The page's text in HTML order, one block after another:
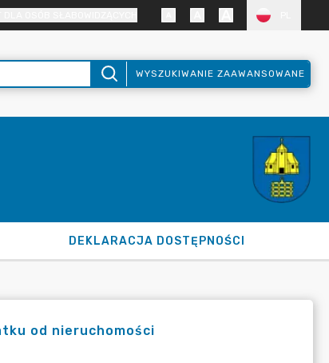
WYSZUKIWANIE ZAAWANSOWANE
DEKLARACJA DOSTĘPNOŚCI
od nieruchomości